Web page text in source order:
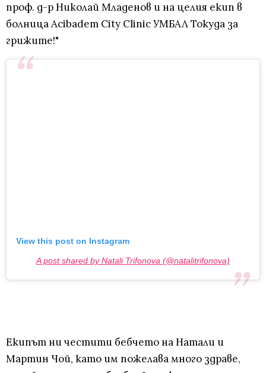
проф. д-р Николай Младенов и на целия екип в
болница Acibadem City Clinic УМБАЛ Токуда за
грижите!"
View this post on Instagram
A post shared by Natali Trifonova (@natalitrifonova)
Eкипът ни честити бебчето на Натали и
Мартин Чой, като им пожелава много здраве,